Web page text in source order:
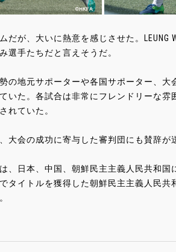
が、大いに熱意を感じさせた。LEUNG
選手たちだと言えそうだ。
の地元サポーターや各国サポーター、大
いた。各試合は非常にフレンドリーな
れていた。
大会の成功に寄与した審判団にも賛辞が
、日本、中国、朝鮮民主主義人民共和国
タイトルを獲得した朝鮮民主主義人民